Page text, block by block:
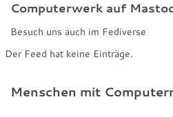
Computerwerk auf
Besuch uns auch im Fediverse
Der Feed hat keine Einträge.
Menschen mit